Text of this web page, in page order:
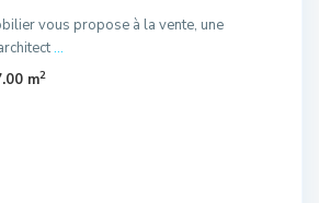
vous propose à la vente, une
...
m2